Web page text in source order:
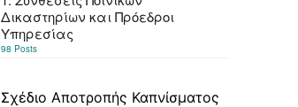
Δικαστηρίων και Πρόεδροι
Υπηρεσίας
98 Posts
Σχέδιο Αποτροπής Καπνίσματος